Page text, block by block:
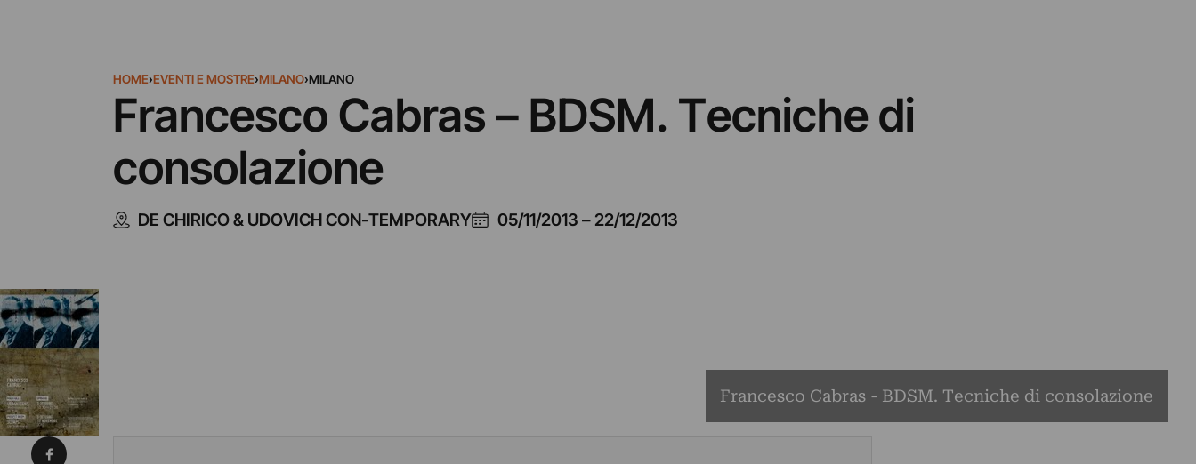
HOME›EVENTI E MOSTRE›MILANO›MILANO
Francesco Cabras – BDSM. Tecniche di
consolazione
DE CHIRICO & UDOVICH CON-TEMPORARY 05/11/2013 – 22/12/2013
Francesco Cabras - BDSM. Tecniche di consolazione
Condividi su Facebook